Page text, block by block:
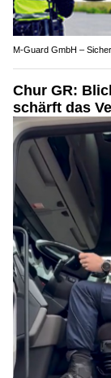
M-Guard GmbH –
Chur GR:
schärft das